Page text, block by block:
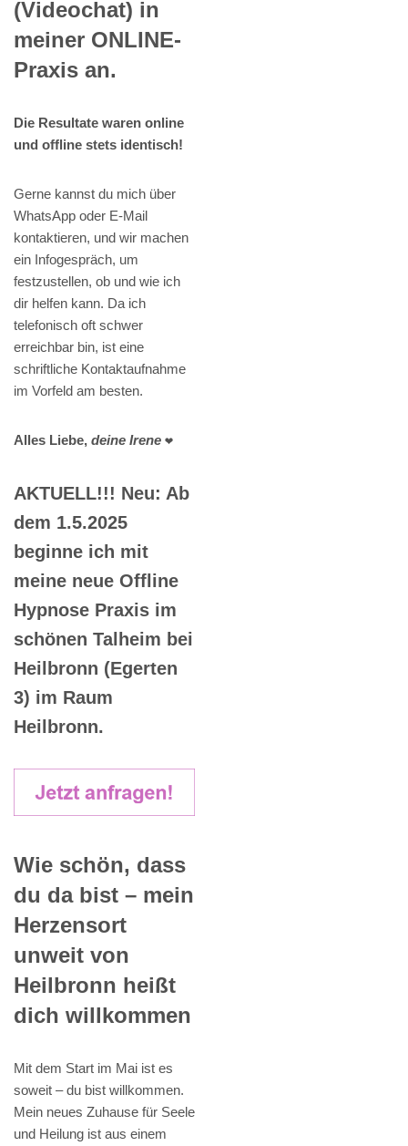
(Videochat) in
meiner ONLINE-
Praxis an.
Die Resultate waren online
und offline stets identisch!
Gerne kannst du mich über
WhatsApp oder E-Mail
kontaktieren, und wir machen
ein Infogespräch, um
festzustellen, ob und wie ich
dir helfen kann. Da ich
telefonisch oft schwer
erreichbar bin, ist eine
schriftliche Kontaktaufnahme
im Vorfeld am besten.
Alles Liebe, deine Irene ❤️
AKTUELL!!! Neu: Ab
dem 1.5.2025
beginne ich mit
meine neue Offline
Hypnose Praxis im
schönen Talheim bei
Heilbronn (Egerten
3) im Raum
Heilbronn.
Wie schön, dass
du da bist – mein
Herzensort
unweit von
Heilbronn heißt
dich willkommen
Mit dem Start im Mai ist es
soweit – du bist willkommen.
Mein neues Zuhause für Seele
und Heilung ist aus einem